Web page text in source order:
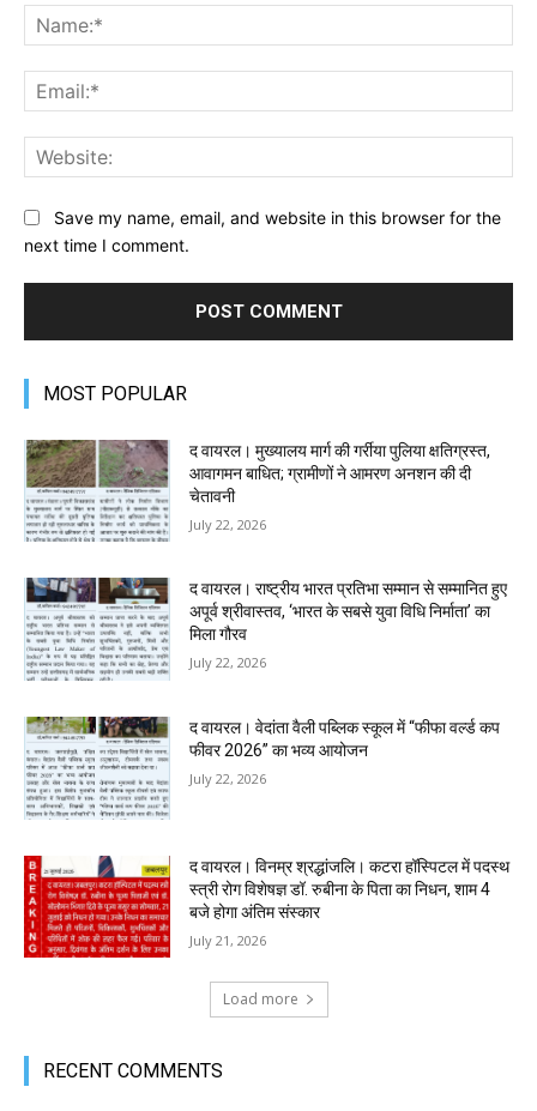
Save my name, email, and website in this browser for the
next time I comment.
MOST POPULAR
द वायरल। मुख्यालय मार्ग की गर्रीया पुलिया क्षतिग्रस्त,
आवागमन बाधित; ग्रामीणों ने आमरण अनशन की दी
चेतावनी
July 22, 2026
द वायरल। राष्ट्रीय भारत प्रतिभा सम्मान से सम्मानित हुए
अपूर्व श्रीवास्तव, ‘भारत के सबसे युवा विधि निर्माता’ का
मिला गौरव
July 22, 2026
द वायरल। वेदांता वैली पब्लिक स्कूल में “फीफा वर्ल्ड कप
फीवर 2026” का भव्य आयोजन
July 22, 2026
द वायरल। विनम्र श्रद्धांजलि। कटरा हॉस्पिटल में पदस्थ
स्त्री रोग विशेषज्ञ डॉ. रुबीना के पिता का निधन, शाम 4
बजे होगा अंतिम संस्कार
July 21, 2026
Load more
RECENT COMMENTS